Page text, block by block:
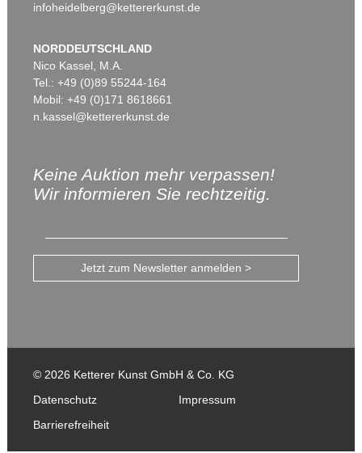
infoheidelberg@kettererkunst.de
NORDDEUTSCHLAND
Nico Kassel, M.A.
Tel.: +49 (0)89 55244-164
Mobil: +49 (0)171 8618661
n.kassel@kettererkunst.de
Keine Auktion mehr verpassen!
Wir informieren Sie rechtzeitig.
Jetzt zum Newsletter anmelden >
© 2026 Ketterer Kunst GmbH & Co. KG
Datenschutz
Impressum
Barrierefreiheit